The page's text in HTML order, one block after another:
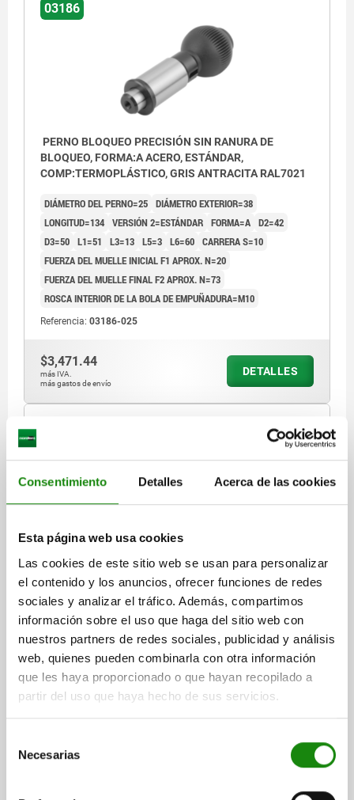
Consentimiento Detalles Acerca de las cookies
Esta página web usa cookies
Las cookies de este sitio web se usan para personalizar
el contenido y los anuncios, ofrecer funciones de redes
sociales y analizar el tráfico. Además, compartimos
información sobre el uso que haga del sitio web con
nuestros partners de redes sociales, publicidad y análisis
web, quienes pueden combinarla con otra información
que les haya proporcionado o que hayan recopilado a
partir del uso que haya hecho de sus servicios.
Necesarias
03186
PERNO BLOQUEO PRECISIÓN SIN RANURA DE
BLOQUEO, FORMA:A ACERO, ESTÁNDAR,
COMP:TERMOPLÁSTICO, GRIS ANTRACITA RAL7021
DIÁMETRO DEL PERNO=25 DIÁMETRO EXTERIOR=38
LONGITUD=134 VERSIÓN 2=ESTÁNDAR FORMA=A D2=42
D3=50 L1=51 L3=13 L5=3 L6=60 CARRERA S=10
FUERZA DEL MUELLE INICIAL F1 APROX. N=20
FUERZA DEL MUELLE FINAL F2 APROX. N=73
ROSCA INTERIOR DE LA BOLA DE EMPUÑADURA=M10
Referencia: 03186-025
$3,471.44
más IVA.
más gastos de envío
DETALLES
PERNO BLOQUEO PRECISIÓN CON RANURA DE
BLOQUEO, FORMA:B ACERO, BLOQUEABLE,
COMP:TERMOPLÁSTICO, GRIS ANTRACITA RAL7021
DIÁMETRO DEL PERNO=10
DIÁMETRO EXTERIOR=16
LONGITUD=79
VERSIÓN 2=BLOQUEABLE FORMA=B
D2=19
D3=25 L1=25 L2=36,5 L3=13 L5=2,5 L6=31
CARRERA S=10
FUERZA DEL MUELLE INICIAL F1 APROX. N=15
FUERZA DEL MUELLE FINAL F2 APROX. N=30
ROSCA INTERIOR DE LA BOLA DE EMPUÑADURA=M6
DETALLES